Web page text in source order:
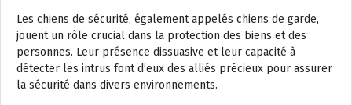
Les chiens de sécurité, également appelés chiens de garde,
jouent un rôle crucial dans la protection des biens et des
personnes. Leur présence dissuasive et leur capacité à
détecter les intrus font d’eux des alliés précieux pour assurer
la sécurité dans divers environnements.